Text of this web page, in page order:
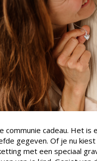
communie cadeau. Het
gegeven. Of je nu
met een speciaal